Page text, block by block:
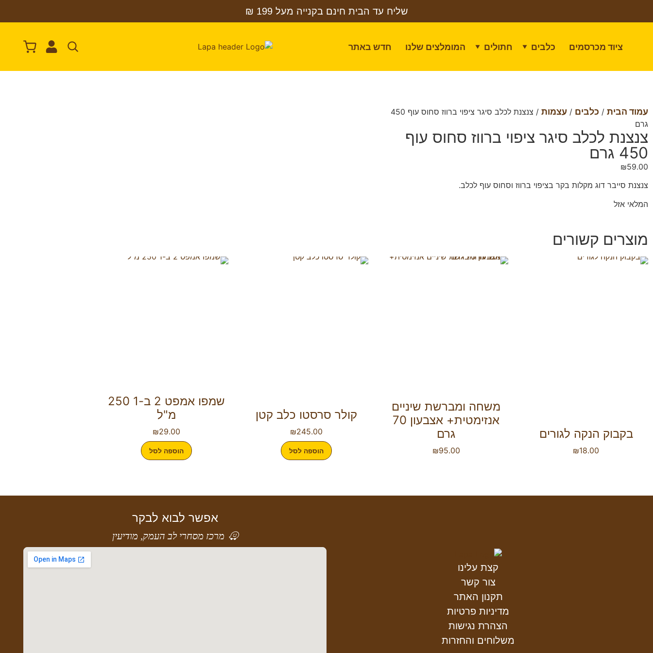
שליח עד הבית חינם בקנייה מעל 199 ₪
ציוד מכרסמים כלבים ▼ חתולים ▼ המומלצים שלנו חדש באתר
עמוד הבית / כלבים / עצמות
/ צנצנת לכלב סיגר ציפוי ברווז סחוס עוף 450
גרם
צנצנת לכלב סיגר ציפוי ברווז סחוס עוף
450 גרם
₪59.00
צנצנת סייבר דוג מקלות בקר בציפוי ברווז וסחוס עוף לכלב.
המלאי אזל
מוצרים קשורים
בקבוק הנקה לגורים
₪18.00
משחה ומברשת שיניים
אנזימטית+ אצבעון 70
גרם
₪95.00
קולר סרסטו כלב קטן
₪245.00
הוספה לסל
שמפו אמפט 2 ב-1 250
מ"ל
₪29.00
הוספה לסל
קצת עלינו
צור קשר
תקנון האתר
מדיניות פרטיות
הצהרת נגישות
משלוחים והחזרות
אפשר לבוא לבקר
מרכז מסחרי לב העמק, מודיעין